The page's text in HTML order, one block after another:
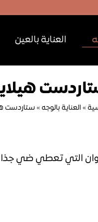
العناية بالعين
» العناية بالوجه» ستاردست
التي تعطي ضي